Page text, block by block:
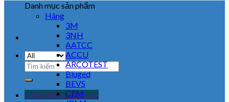
Đăng nhập / Đăng ký
Danh mục sản phẩm
Hãng
3M
3NH
AATCC
ACCU
ARCOTEST
Biuged
BEVS
CEM